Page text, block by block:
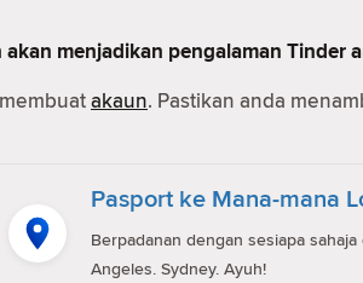
menjadikan pengalaman Tinder
akaun. Pastikan anda
Pasport ke Mana-mana
Berpadanan dengan sesiapa
Angeles. Sydney. Ayuh!